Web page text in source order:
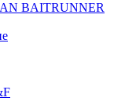
BAITRUNNER